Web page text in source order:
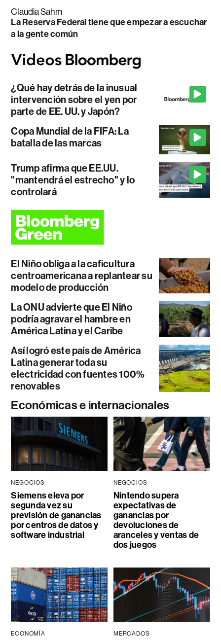
Claudia Sahm
La Reserva Federal tiene que empezar a escuchar
a la gente común
¿Qué hay detrás de la inusual
intervención sobre el yen por
parte de EE. UU. y Japón?
Copa Mundial de la FIFA: La
batalla de las marcas
Trump afirma que EE.UU.
"mantendrá el estrecho" y lo
controlará
El Niño obliga a la caficultura
centroamericana a replantear su
modelo de producción
La ONU advierte que El Niño
podría agravar el hambre en
América Latina y el Caribe
Así logró este país de América
Latina generar toda su
electricidad con fuentes 100%
renovables
Económicas e internacionales
NEGOCIOS
Siemens eleva por
segunda vez su
previsión de ganancias
por centros de datos y
software industrial
NEGOCIOS
Nintendo supera
expectativas de
ganancias por
devoluciones de
aranceles y ventas de
dos juegos
ECONOMÍA MERCADOS